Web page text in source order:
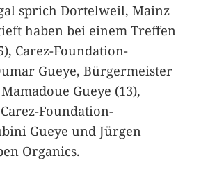
sprich Dortelweil, Mainz
haben bei einem Treffen
Carez-Foundation-
Gueye, Bürgermeister
Gueye (13),
Foundation-
Gueye und Jürgen
Organics.